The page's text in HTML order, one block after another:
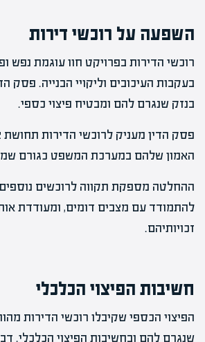
השפעה על רוכשי דירות
רוכשי הדירות בפרויקט חוו עוגמת נפש
בעקבות העיכובים וליקויי הבנייה. פסק
בנזק שנגרם להם ומבטיח פיצוי כספי.
פסק הדין מעניק לרוכשי הדירות
האמון שלהם במערכת המשפט כגורם
ההחלטה מספקת תקווה לרוכשים
להתמודד עם מצבים דומים, ומעודדת
זכויותיהם.
חשיבות הפיצוי הכלכלי
הפיצוי הכספי שקיבלו רוכשי הדירות
שנגרם להם ובחשיבות הפיצוי הכלכלי.